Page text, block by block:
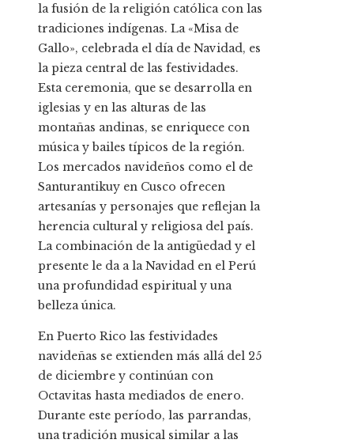
la fusión de la religión católica con las
tradiciones indígenas. La «Misa de
Gallo», celebrada el día de Navidad, es
la pieza central de las festividades.
Esta ceremonia, que se desarrolla en
iglesias y en las alturas de las
montañas andinas, se enriquece con
música y bailes típicos de la región.
Los mercados navideños como el de
Santurantikuy en Cusco ofrecen
artesanías y personajes que reflejan la
herencia cultural y religiosa del país.
La combinación de la antigüedad y el
presente le da a la Navidad en el Perú
una profundidad espiritual y una
belleza única.
En Puerto Rico las festividades
navideñas se extienden más allá del 25
de diciembre y continúan con
Octavitas hasta mediados de enero.
Durante este período, las parrandas,
una tradición musical similar a las